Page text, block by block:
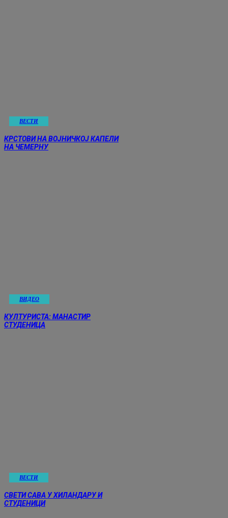
ВЕСТИ
КРСТОВИ НА ВОЈНИЧКОЈ КАПЕЛИ
НА ЧЕМЕРНУ
ВИДЕО
КУЛТУРИСТА: МАНАСТИР
СТУДЕНИЦА
ВЕСТИ
СВЕТИ САВА У ХИЛАНДАРУ И
СТУДЕНИЦИ